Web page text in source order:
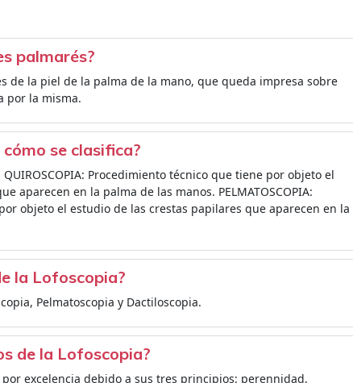
palmarés?
de la piel de la palma de la mano, que queda impresa sobre
por la misma.
se clasifica?
Procedimiento técnico que tiene por objeto el
aparecen en la palma de las manos. PELMATOSCOPIA:
objeto el estudio de las crestas papilares que aparecen en la
la Lofoscopia?
Pelmatoscopia y Dactiloscopia.
de la Lofoscopia?
excelencia debido a sus tres principios: perennidad,